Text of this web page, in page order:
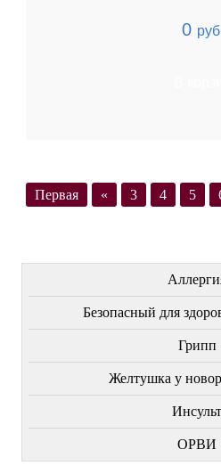
0
Первая « 3 4 5
Безопасный для
Грипп
Желтушка у
Инсульт
ОРВИ